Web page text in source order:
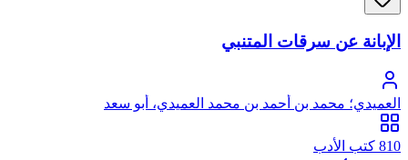
الإبانة عن سرقات المتنبي
العميدي؛ محمد بن أحمد بن محمد العميدي، أبو سعد
810 كتب الأدب